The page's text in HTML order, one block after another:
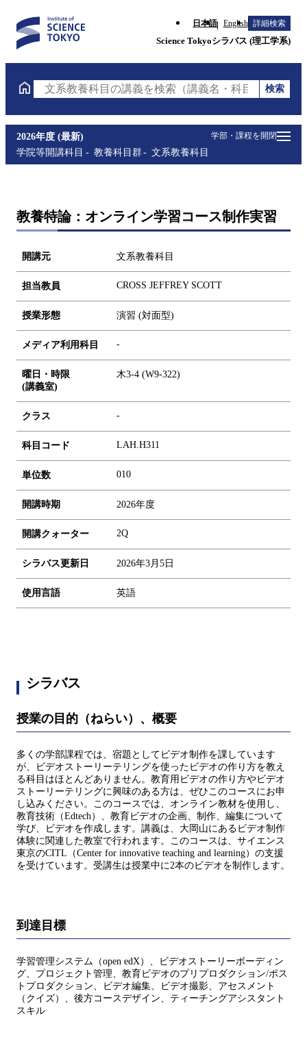
日本語 English 詳細検索
Science Tokyoシラバス (理工学系)
文系教養科目の講義を検索（講義名・科目コード・担
検索
学部・課程を開閉
2026年度 (最新)
学院等開講科目
教養科目群 文系教養科目
教養特論：オンライン学習コース制作実習
開講元 文系教養科目
担当教員 CROSS JEFFREY SCOTT
授業形態 演習 (対面型)
メディア利用科目 -
曜日・時限
(講義室)
木3-4 (W9-322)
クラス -
科目コード LAH.H311
単位数 010
開講時期 2026年度
開講クォーター 2Q
シラバス更新日 2026年3月5日
使用言語 英語
シラバス
授業の目的（ねらい）、概要
多くの学部課程では、宿題としてビデオ制作を課しています
が、ビデオストーリーテリングを使ったビデオの作り方を教え
る科目はほとんどありません。教育用ビデオの作り方やビデオ
ストーリーテリングに興味のある方は、ぜひこのコースにお申
し込みください。このコースでは、オンライン教材を使用し、
教育技術（Edtech）、教育ビデオの企画、制作、編集について
学び、ビデオを作成します。講義は、大岡山にあるビデオ制作
体験に関連した教室で行われます。このコースは、サイエンス
東京のCITL（Center for innovative teaching and learning）の支援
を受けています。受講生は授業中に2本のビデオを制作します。
到達目標
学習管理システム（open edX）、ビデオストーリーボーディン
グ、プロジェクト管理、教育ビデオのプリプロダクション/ポス
トプロダクション、ビデオ編集、ビデオ撮影、アセスメント
（クイズ）、後方コースデザイン、ティーチングアシスタント
スキル